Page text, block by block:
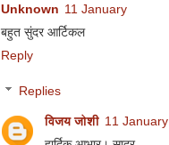
Unknown 11 January
बहुत सुंदर आर्टिकल
Reply
Replies
विजय जोशी 11 January